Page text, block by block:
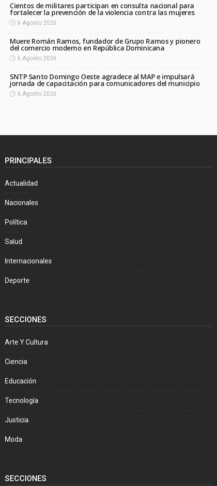
Cientos de militares participan en consulta nacional para
fortalecer la prevención de la violencia contra las mujeres
6 Agosto 2026
Muere Román Ramos, fundador de Grupo Ramos y pionero
del comercio moderno en República Dominicana
6 Agosto 2026
SNTP Santo Domingo Oeste agradece al MAP e impulsará
jornada de capacitación para comunicadores del municipio
6 Agosto 2026
PRINCIPALES
Actualidad
Nacionales
Política
Salud
Internacionales
Deporte
SECCIONES
Arte Y Cultura
Ciencia
Educación
Tecnología
Justicia
Moda
SECCIONES